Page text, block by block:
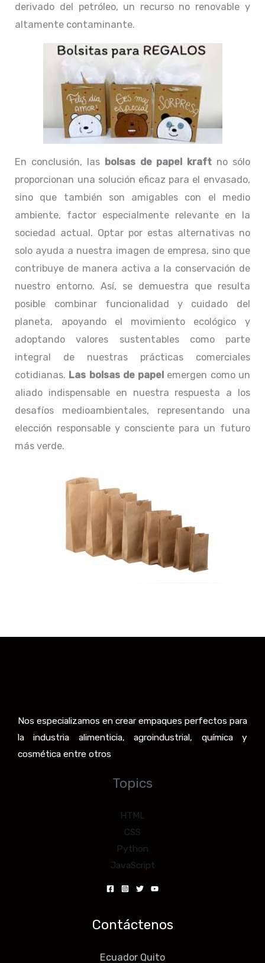
derivado del petróleo, un recurso no renovable y
altamente contaminante.
En conclusión, las bolsas de papel kraft no sólo
proporcionan una solución eficaz para el envasado,
sino que también son amigables con el medio
ambiente, factor especialmente relevante en la
sociedad actual. Optar por estas alternativas no
solo ayuda a nuestra imagen de empresa, sino que
contribuye de manera activa a la conservación de
nuestro entorno. Así, se demuestra que resulta
posible combinar funcionalidad y cuidado del
planeta, apoyando el movimiento ecológico y
adoptando valores sustentables como parte
integral de nuestras prácticas comerciales
cotidianas. Las bolsas de papel emergen como un
aliado indispensable en nuestra respuesta a los
desafíos medioambientales, representando una
elección responsable y consciente para un futuro
más verde.
Nos especializamos en crear empaques perfectos para
la industria alimenticia, agroindustrial, química y
cosmética entre otros
Topics
HTML
CSS
Python
JavaScript
Contáctenos
Ecuador Quito